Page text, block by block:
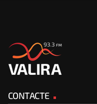
CONTACTE